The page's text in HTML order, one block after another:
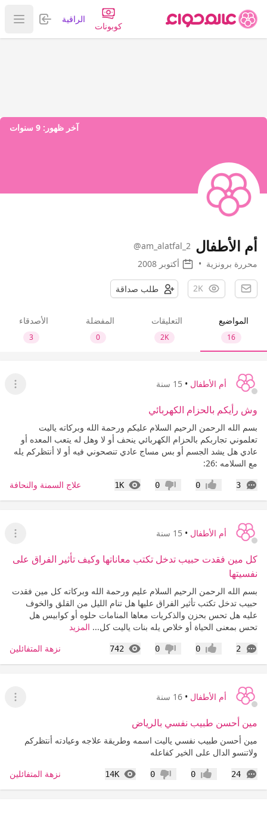
كوبونات
الراقية تسجيل
عرض
آخر ظهور: 9 سنوات
أم الأطفال @am_alatfal_2
محررة برونزية • أكتوبر 2008
2K طلب صداقة
المواضيع
16
التعليقات
2K
المفضلة
0
الأصدقاء
3
أم الأطفال • 15 سنة
عرض
وش رأيكم بالحزام الكهربائي
بسم الله الرحمن الرحيم السلام عليكم ورحمة الله وبركاته ياليت
تعلموني تجاربكم بالحزام الكهربائي ينحف أو لا وهل له يتعب المعده أو
عادي هل يشد الجسم أو بس مساج عادي تنصحوني فيه أو لا أنتظركم يله
مع السلامه :26:
3
التعليقات إعجاب0 عدم إعجاب
0
1K
المشاهدات علاج السمنة والنحافة
أم الأطفال • 15 سنة
عرض
كل مين فقدت حبيب تدخل تكتب معاناتها وكيف تأثير الفراق على
نفسيتها
بسم الله الرحمن الرحيم السلام عليم ورحمة الله وبركاته كل مين فقدت
حبيب تدخل تكتب تأثير الفراق عليها هل تنام الليل من القلق والخوف
عليه هل تحس بحزن والذكريات معاها المنامات حلوه أو كوابيس هل
تحس بمعنى الحياة أو خلاص يله بنات ياليت كل... المزيد
2
التعليقات إعجاب0 عدم إعجاب
0
742
المشاهدات نزهة المتفائلين
أم الأطفال • 16 سنة
عرض
مين أحسن طبيب نفسي بالرياض
مين أحسن طبيب نفسي ياليت اسمه وطريقة علاجه وعيادته أنتظركم
ولاتنسو الدال على الخير كفاعله
24
التعليقات إعجاب0 عدم إعجاب
0
14K
المشاهدات نزهة المتفائلين